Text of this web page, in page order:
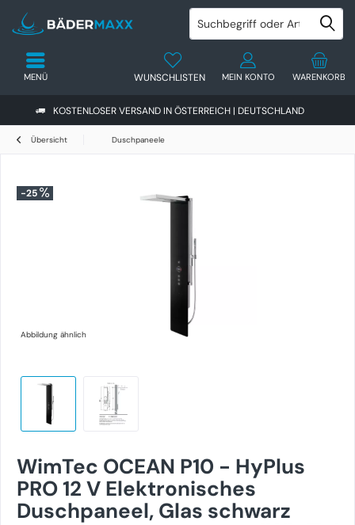
KOSTENLOSER VERSAND IN ÖSTERREICH | DEUTSCHLAND
WARENKORB
WUNSCHLISTEN MEIN KONTO
MENÜ
Übersicht Duschpaneele
-25
Abbildung ähnlich
WimTec OCEAN P10 - HyPlus
PRO 12 V Elektronisches
Duschpaneel, Glas schwarz